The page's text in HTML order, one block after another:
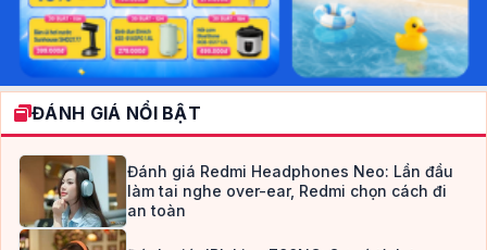
ĐÁNH GIÁ NỔI BẬT
Đánh giá Redmi Headphones Neo: Lần đầu
làm tai nghe over-ear, Redmi chọn cách đi
an toàn